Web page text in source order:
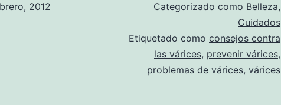
2012
Categorizado como Belleza,
Cuidados
Etiquetado como consejos contra
las várices, prevenir várices,
problemas de várices, várices